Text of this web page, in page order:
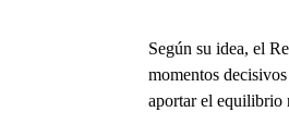
Según su idea, el
momentos
aportar el equilibrio